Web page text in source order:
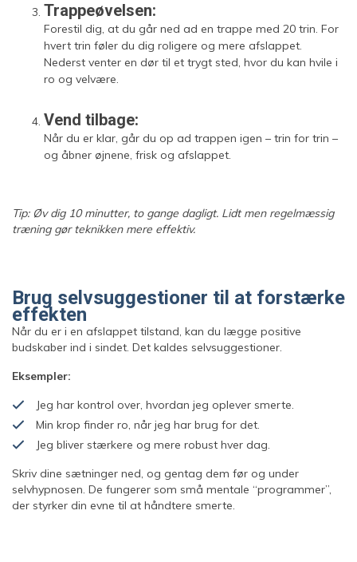
Trappeøvelsen:
Forestil dig, at du går ned ad en trappe med 20 trin. For
hvert trin føler du dig roligere og mere afslappet.
Nederst venter en dør til et trygt sted, hvor du kan hvile i
ro og velvære.
Vend tilbage:
Når du er klar, går du op ad trappen igen – trin for trin –
og åbner øjnene, frisk og afslappet.
Tip: Øv dig 10 minutter, to gange dagligt. Lidt men regelmæssig
træning gør teknikken mere effektiv.
Brug selvsuggestioner til at forstærke
effekten
Når du er i en afslappet tilstand, kan du lægge positive
budskaber ind i sindet. Det kaldes selvsuggestioner.
Eksempler:
Jeg har kontrol over, hvordan jeg oplever smerte.
Min krop finder ro, når jeg har brug for det.
Jeg bliver stærkere og mere robust hver dag.
Skriv dine sætninger ned, og gentag dem før og under
selvhypnosen. De fungerer som små mentale “programmer”,
der styrker din evne til at håndtere smerte.